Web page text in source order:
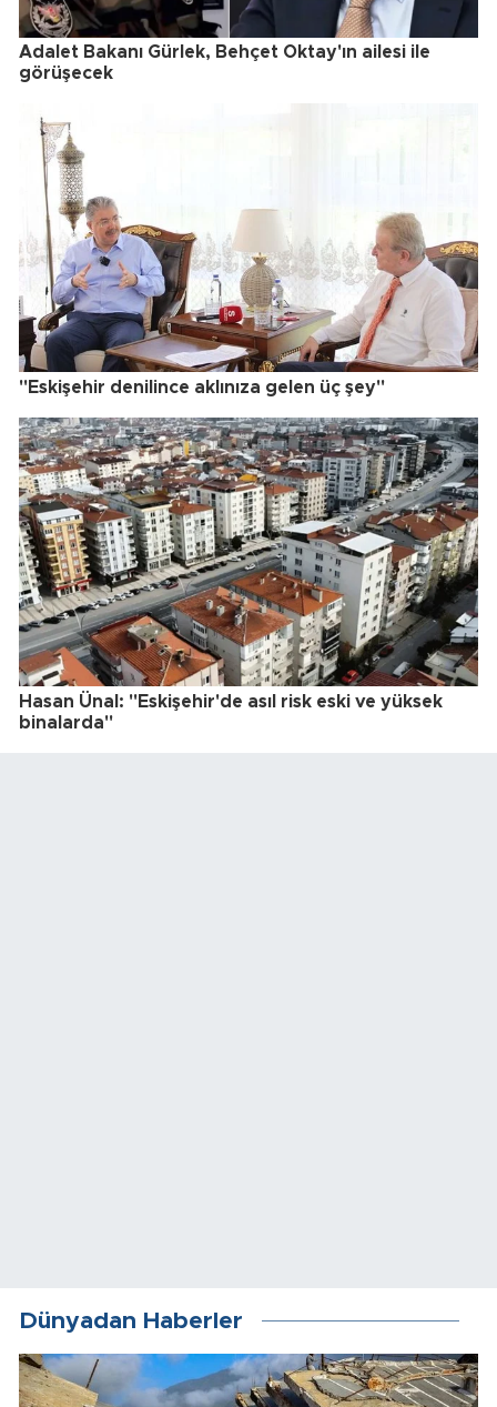
Adalet Bakanı Gürlek, Behçet Oktay'ın ailesi ile
görüşecek
"Eskişehir denilince aklınıza gelen üç şey"
Hasan Ünal: "Eskişehir'de asıl risk eski ve yüksek
binalarda"
Dünyadan Haberler